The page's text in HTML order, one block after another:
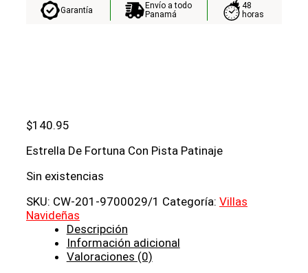
Garantía
Envío a todo
Panamá
48
horas
$140.95
Estrella De Fortuna Con Pista Patinaje
Sin existencias
SKU: CW-201-9700029/1 Categoría: Villas
Navideñas
Descripción
Información adicional
Valoraciones (0)